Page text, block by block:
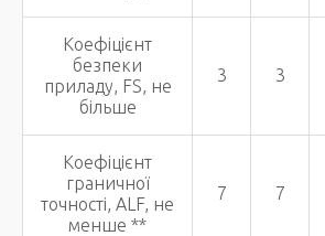
Коефіцієнт
безпеки
приладу, FS, не
більше
3 3
Коефіцієнт
граничної
точності, ALF, не
менше **
7 7